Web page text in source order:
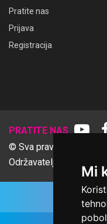
Mi
Pratite nas
Prijava
Registracija
PRATITE NAS
© Sva prava pridržana
Održavatelj Netcom